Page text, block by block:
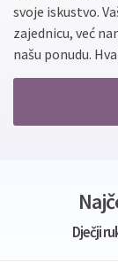
svoje iskustvo.
zajednicu, već
našu ponudu.
Dječji